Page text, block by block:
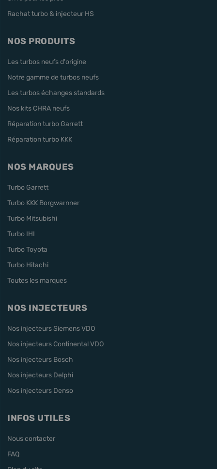
Rachat turbo & injecteur HS
NOS PRODUITS
Les turbos neufs d'origine
Notre gamme de turbos neufs
Les turbos échanges standards
Nos kits CHRA neufs
Réparation turbo Garrett
Réparation turbo KKK
NOS MARQUES
Turbo Garrett
Turbo KKK Borgwarnner
Turbo Mitsubishi
Turbo IHI
Turbo Toyota
Turbo Hitachi
Toutes les marques
NOS INJECTEURS
Nos injecteurs Siemens VDO
Nos injecteurs Continental VDO
Nos injecteurs Bosch
Nos injecteurs Delphi
Nos injecteurs Denso
INFOS UTILES
Nous contacter
FAQ